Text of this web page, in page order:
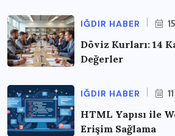
IĞDIR HABER
Döviz Kurları: 14
Değerler
IĞDIR HABER
HTML Yapısı ile
Erişim Sağlama